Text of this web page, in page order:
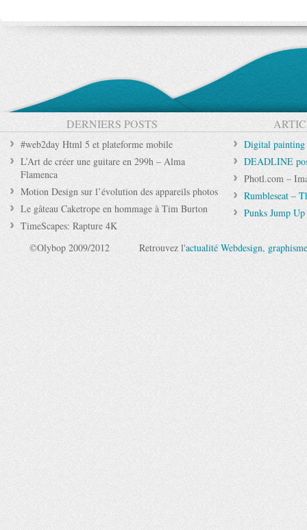
DERNIERS POSTS
#web2day Html 5 et plateforme mobile
L’Art de créer une guitare en 299h – Alma
Flamenca
Motion Design sur l’évolution des appareils photos
Le gâteau Caketrope en hommage à Tim Burton
TimeScapes: Rapture 4K
Digital painting
DEADLINE
Photl.com –
Rumbleseat –
Punks Jump
©Olybop 2009/2012 Retrouvez l'actualité Webdesign, graphisme